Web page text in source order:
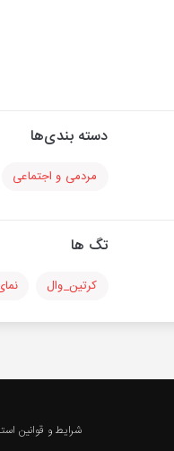
دسته بندی‌ها
مردمی و اجتماعی
تگ ها
کرتین_وال
شرایط و قوانین